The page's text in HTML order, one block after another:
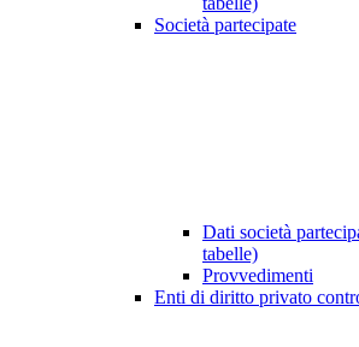
Società partecipate
Dati società
tabelle)
Provvedimenti
Enti di diritto privato